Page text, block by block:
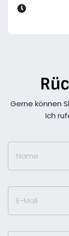
Gerne können
Ich
Name
E-Mail